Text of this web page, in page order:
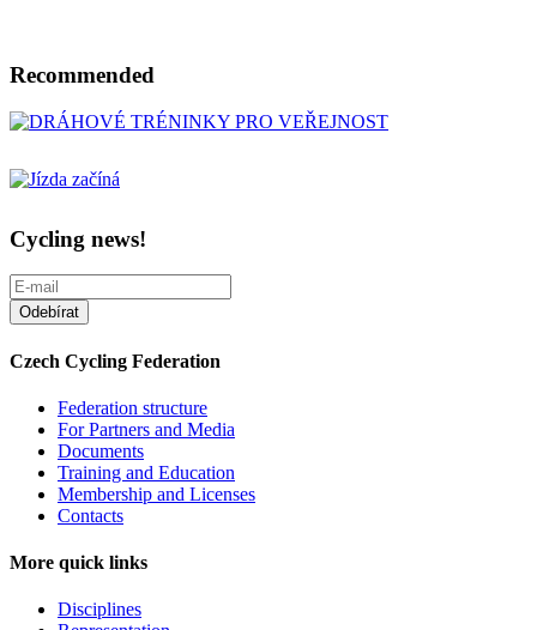
Recommended
Cycling news!
Czech Cycling Federation
Federation structure
For Partners and Media
Documents
Training and Education
Membership and Licenses
Contacts
More quick links
Disciplines